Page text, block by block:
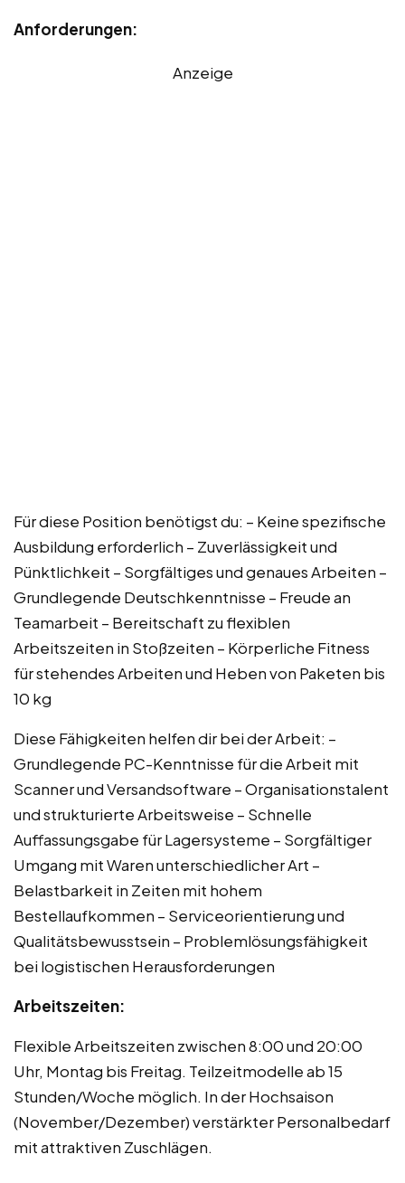
Anforderungen:
Anzeige
Für diese Position benötigst du: – Keine spezifische
Ausbildung erforderlich – Zuverlässigkeit und
Pünktlichkeit – Sorgfältiges und genaues Arbeiten –
Grundlegende Deutschkenntnisse – Freude an
Teamarbeit – Bereitschaft zu flexiblen
Arbeitszeiten in Stoßzeiten – Körperliche Fitness
für stehendes Arbeiten und Heben von Paketen bis
10 kg
Diese Fähigkeiten helfen dir bei der Arbeit: –
Grundlegende PC-Kenntnisse für die Arbeit mit
Scanner und Versandsoftware – Organisationstalent
und strukturierte Arbeitsweise – Schnelle
Auffassungsgabe für Lagersysteme – Sorgfältiger
Umgang mit Waren unterschiedlicher Art –
Belastbarkeit in Zeiten mit hohem
Bestellaufkommen – Serviceorientierung und
Qualitätsbewusstsein – Problemlösungsfähigkeit
bei logistischen Herausforderungen
Arbeitszeiten:
Flexible Arbeitszeiten zwischen 8:00 und 20:00
Uhr, Montag bis Freitag. Teilzeitmodelle ab 15
Stunden/Woche möglich. In der Hochsaison
(November/Dezember) verstärkter Personalbedarf
mit attraktiven Zuschlägen.